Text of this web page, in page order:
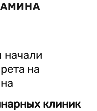
клиник